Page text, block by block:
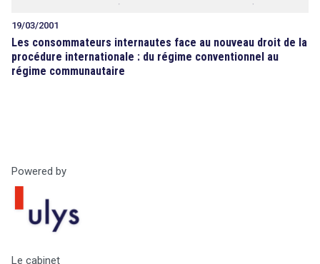
19/03/2001
Les consommateurs internautes face au nouveau droit de la
procédure internationale : du régime conventionnel au
régime communautaire
Powered by
Le cabinet